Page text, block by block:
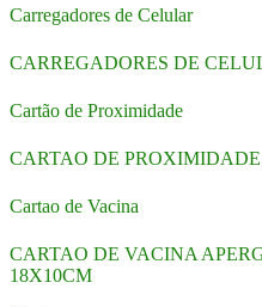
Carregadores de Celular
CARREGADORES DE
Cartão de Proximidade
CARTAO DE
Cartao de Vacina
CARTAO DE VACINA
18X10CM